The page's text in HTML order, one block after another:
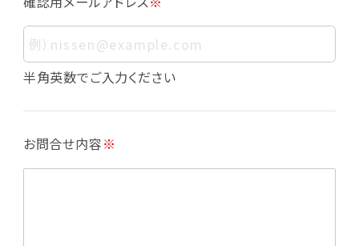
えてお客様の個人情報を利用することはありま
せん。
・会員登録者の個人認証
・会員ポイントプログラムの運営
・メールマガジンの配信
・本サービスに関する規約等の変更の通知
半角英数でご入力ください
お問合せ内容※